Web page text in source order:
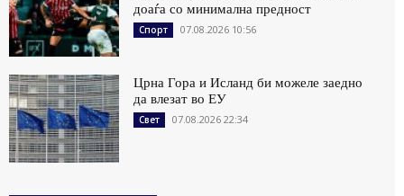
доаѓа со минимална предност
Спорт 07.08.2026 10:56
Црна Гора и Исланд би можеле заедно
да влезат во ЕУ
Свет 07.08.2026 22:34